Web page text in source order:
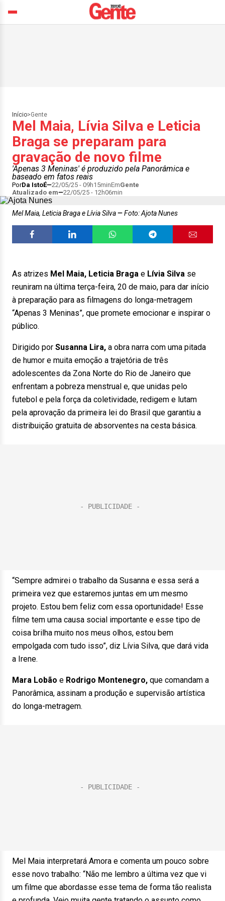
Início>Gente
Mel Maia, Lívia Silva e Leticia
Braga se preparam para
gravação de novo filme
'Apenas 3 Meninas' é produzido pela Panorâmica e
baseado em fatos reais
PorDa IstoÉ 22/05/25 - 09h15minEmGente
Atualizado em
22/05/25 - 12h06min
Mel Maia, Leticia Braga e Lívia Silva Foto: Ajota Nunes
As atrizes Mel Maia, Leticia Braga e Lívia Silva se
reuniram na última terça-feira, 20 de maio, para dar início
à preparação para as filmagens do longa-metragem
“Apenas 3 Meninas”, que promete emocionar e inspirar o
público.
Dirigido por Susanna Lira, a obra narra com uma pitada
de humor e muita emoção a trajetória de três
adolescentes da Zona Norte do Rio de Janeiro que
enfrentam a pobreza menstrual e, que unidas pelo
futebol e pela força da coletividade, redigem e lutam
pela aprovação da primeira lei do Brasil que garantiu a
distribuição gratuita de absorventes na cesta básica.
“Sempre admirei o trabalho da Susanna e essa será a
primeira vez que estaremos juntas em um mesmo
projeto. Estou bem feliz com essa oportunidade! Esse
filme tem uma causa social importante e esse tipo de
coisa brilha muito nos meus olhos, estou bem
empolgada com tudo isso”, diz Lívia Silva, que dará vida
a Irene.
Mara Lobão e Rodrigo Montenegro, que comandam a
Panorâmica, assinam a produção e supervisão artística
do longa-metragem.
Mel Maia interpretará Amora e comenta um pouco sobre
esse novo trabalho: “Não me lembro a última vez que vi
um filme que abordasse esse tema de forma tão realista